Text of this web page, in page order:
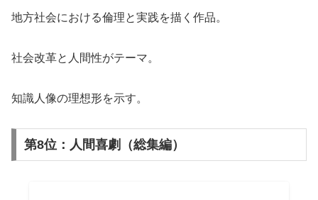
地方社会における倫理と実践を描く作品。
社会改革と人間性がテーマ。
知識人像の理想形を示す。
第8位：人間喜劇（総集編）